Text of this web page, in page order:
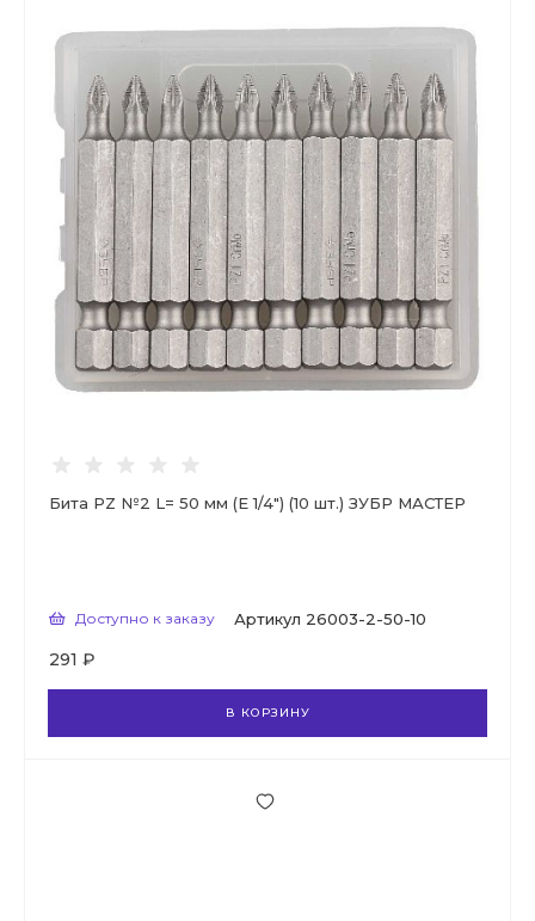
Бита PZ №2 L= 50 мм (Е 1/4") (10 шт.) ЗУБР МАСТЕР
Доступно к заказу Артикул 26003-2-50-10
291 ₽
В КОРЗИНУ